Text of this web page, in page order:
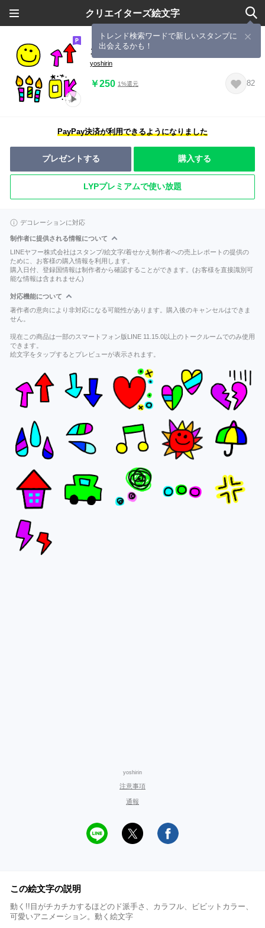
クリエイターズ絵文字
トレンド検索ワードで新しいスタンプに
出会えるかも！
カラフル ビビット うごく絵文字
yoshirin
￥250 1%還元 82
PayPay決済が利用できるようになりました
プレゼントする 購入する
LYPプレミアムで使い放題
デコレーションに対応
制作者に提供される情報について
LINEヤフー株式会社はスタンプ/絵文字/着せかえ制作者への売上レポートの提供の
ために、お客様の購入情報を利用します。
購入日付、登録国情報は制作者から確認することができます。(お客様を直接識別可
能な情報は含まれません)
対応機能について
著作者の意向により非対応になる可能性があります。購入後のキャンセルはできま
せん。
現在この商品は一部のスマートフォン版LINE 11.15.0以上のトークルームでのみ使用
できます。
絵文字をタップするとプレビューが表示されます。
yoshirin
注意事項
通報
この絵文字の説明
動く!!目がチカチカするほどのド派手さ、カラフル、ビビットカラー、
可愛いアニメーション。動く絵文字